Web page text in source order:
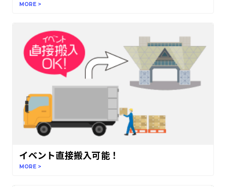
MORE >
イベント直接搬入可能！
MORE >